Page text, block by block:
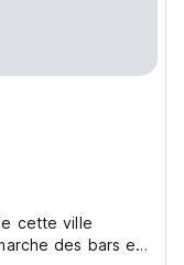
cette ville
des bars et